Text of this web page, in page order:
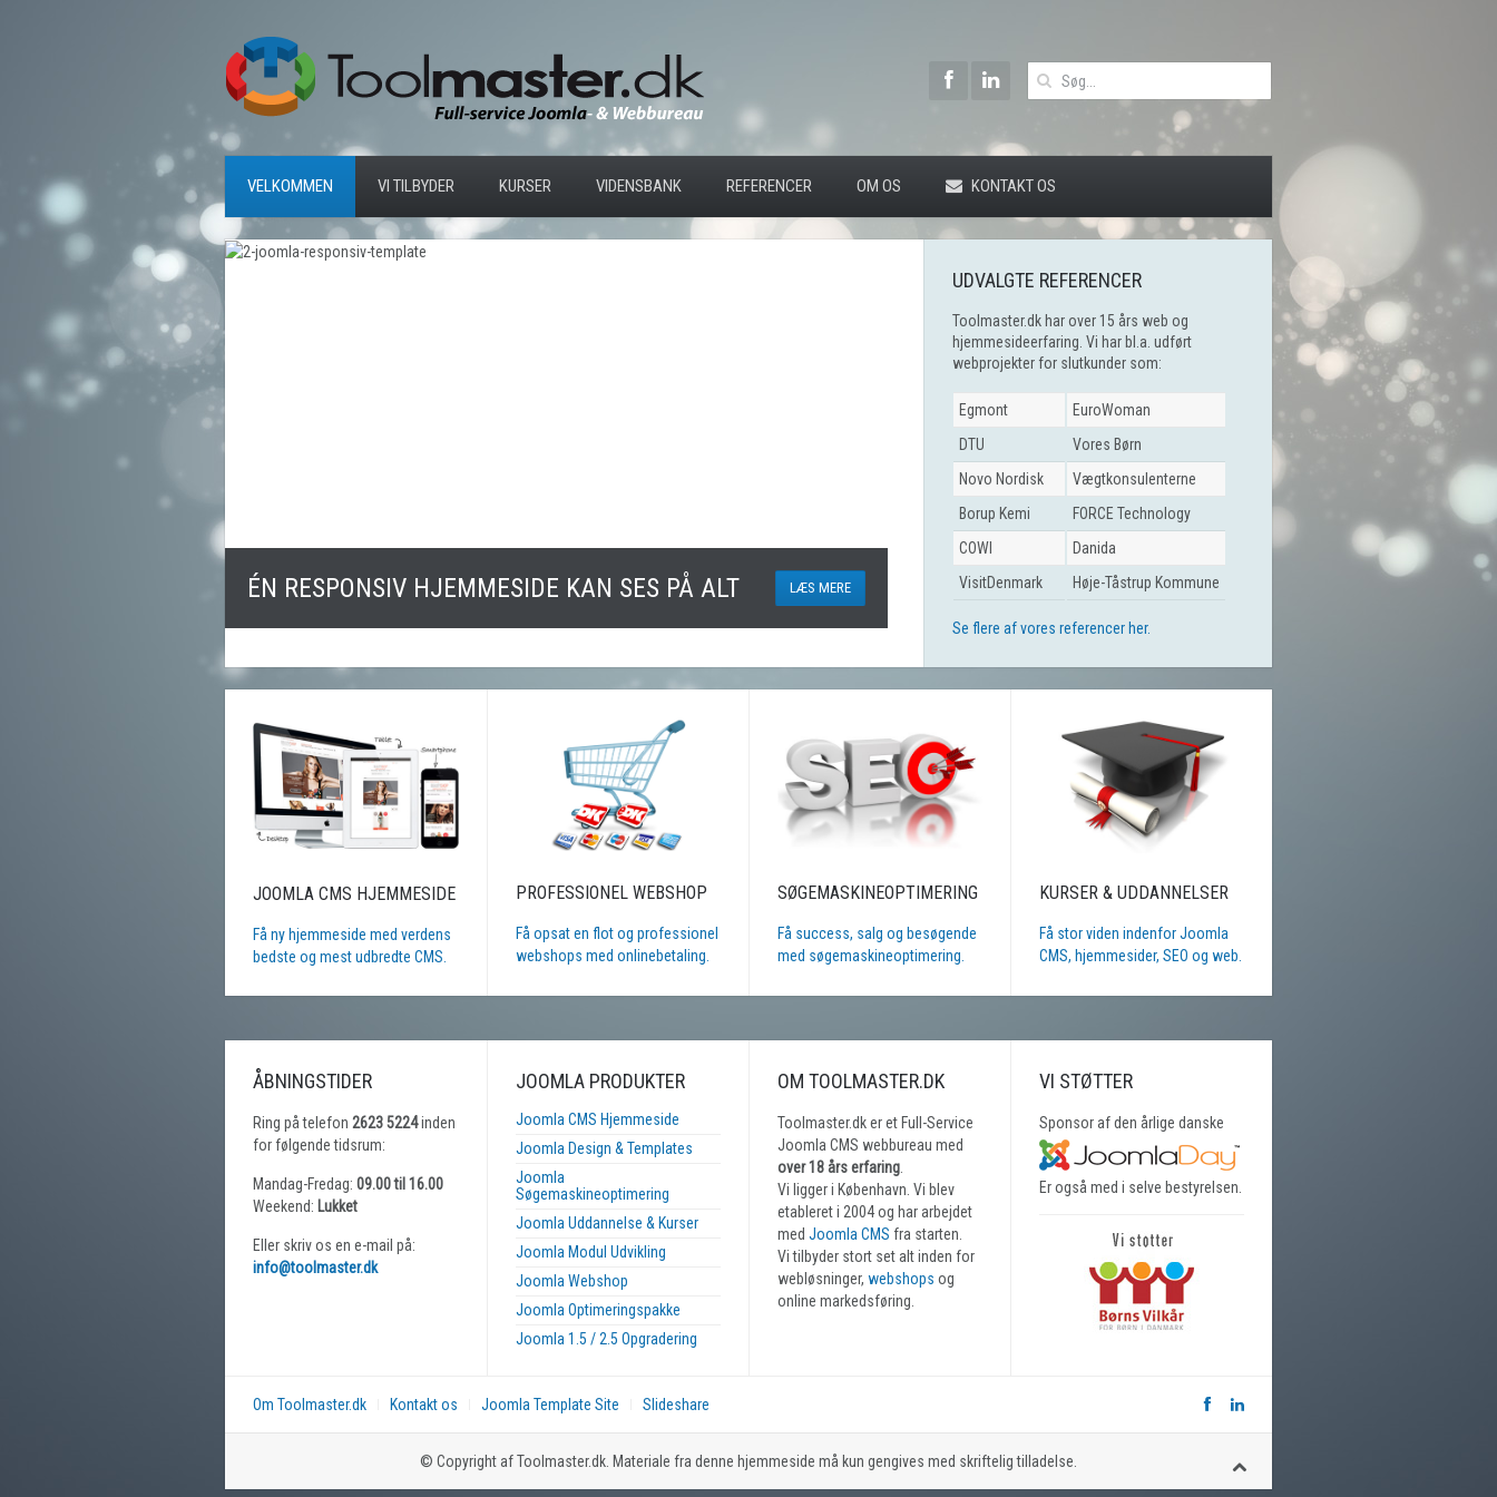
VELKOMMEN VI TILBYDER KURSER VIDENSBANK REFERENCER OM OS KONTAKT OS
LÆS MERE
ÉN RESPONSIV HJEMMESIDE KAN SES PÅ ALT
UDVALGTE REFERENCER
Toolmaster.dk har over 15 års web og
hjemmesideerfaring. Vi har bl.a. udført
webprojekter for slutkunder som:
Egmont
DTU
Novo Nordisk
Borup Kemi
COWI
VisitDenmark
EuroWoman
Vores Børn
Vægtkonsulenterne
FORCE Technology
Danida
Høje-Tåstrup Kommune
Se flere af vores referencer her.
JOOMLA CMS HJEMMESIDE
Få ny hjemmeside med verdens
bedste og mest udbredte CMS.
PROFESSIONEL WEBSHOP
Få opsat en flot og professionel
webshops med onlinebetaling.
SØGEMASKINEOPTIMERING
Få success, salg og besøgende
med søgemaskineoptimering.
KURSER & UDDANNELSER
Få stor viden indenfor Joomla
CMS, hjemmesider, SEO og web.
ÅBNINGSTIDER
Ring på telefon 2623 5224inden
for følgende tidsrum:
Mandag-Fredag: 09.00 til 16.00
Weekend: Lukket
Eller skriv os en e-mail på:
info@toolmaster.dk
JOOMLA PRODUKTER
Joomla CMS Hjemmeside
Joomla Design & Templates
Joomla
Søgemaskineoptimering
Joomla Uddannelse & Kurser
Joomla Modul Udvikling
Joomla Webshop
Joomla Optimeringspakke
Joomla 1.5 / 2.5 Opgradering
OM TOOLMASTER.DK
Toolmaster.dk er et Full-Service
Joomla CMS webbureau med
over 18 års erfaring
Vi ligger i København. Vi blev
etableret i 2004 og har arbejdet
med Joomla CMS fra starten.
Vi tilbyder stort set alt inden for
webløsninger, webshops og
online markedsføring.
VI STØTTER
Sponsor af den årlige danske
Er også med i selve bestyrelsen.
Om Toolmaster.dk Kontakt os Joomla Template Site Slideshare
© Copyright af Toolmaster.dk. Materiale fra denne hjemmeside må kun gengives med skriftelig tilladelse.